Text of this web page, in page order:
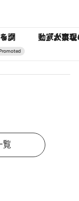
現させたナイジェリアの自然環境の復活 ヴァシュロン・コンスタンタ
覧